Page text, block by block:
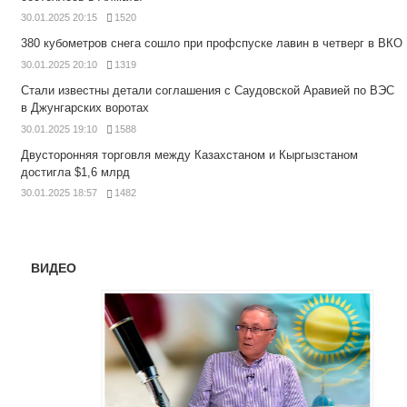
30.01.2025 20:15 1520
380 кубометров снега сошло при профспуске лавин в четверг в ВКО
30.01.2025 20:10 1319
Стали известны детали соглашения с Саудовской Аравией по ВЭС
в Джунгарских воротах
30.01.2025 19:10 1588
Двусторонняя торговля между Казахстаном и Кыргызстаном
достигла $1,6 млрд
30.01.2025 18:57 1482
ВИДЕО